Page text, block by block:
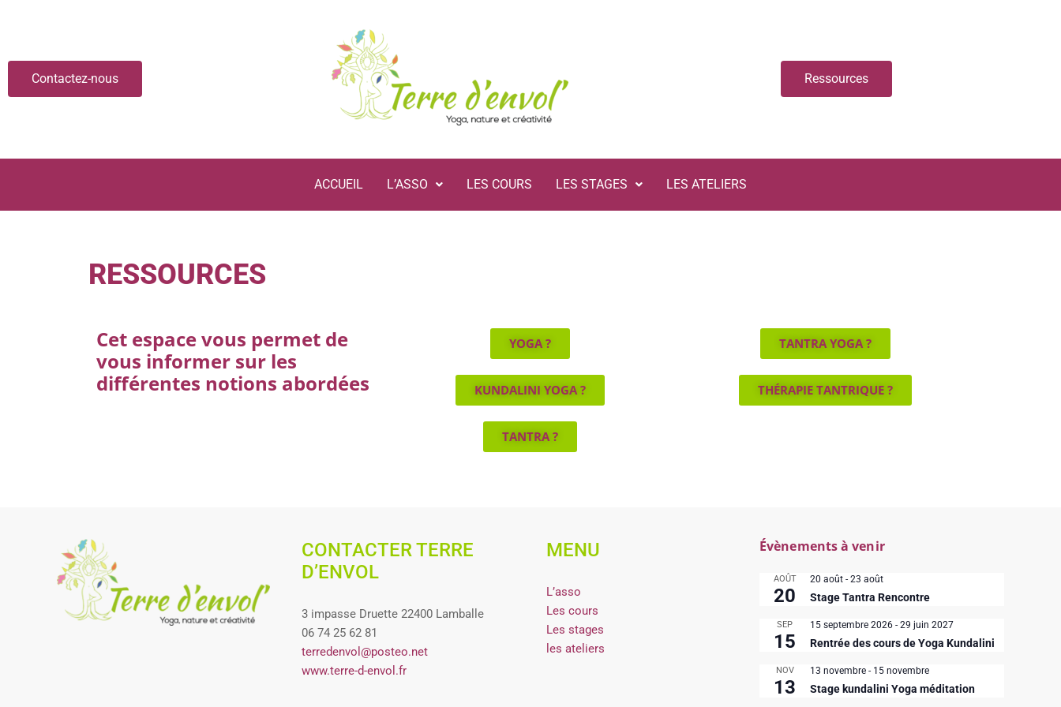
Contactez-nous Ressources
ACCUEIL L’ASSO LES COURS LES STAGES LES ATELIERS
RESSOURCES
Cet espace vous permet de
vous informer sur les
différentes notions abordées
YOGA ?
KUNDALINI YOGA ?
TANTRA ?
TANTRA YOGA ?
THÉRAPIE TANTRIQUE ?
CONTACTER TERRE
D’ENVOL
3 impasse Druette 22400 Lamballe
06 74 25 62 81
terredenvol@posteo.net
www.terre-d-envol.fr
MENU
L’asso
Les cours
Les stages
les ateliers
Évènements à venir
AOÛT
20
20 août - 23 août
Stage Tantra Rencontre
SEP
15
15 septembre 2026 - 29 juin 2027
Rentrée des cours de Yoga Kundalini
NOV
13
13 novembre - 15 novembre
Stage kundalini Yoga méditation